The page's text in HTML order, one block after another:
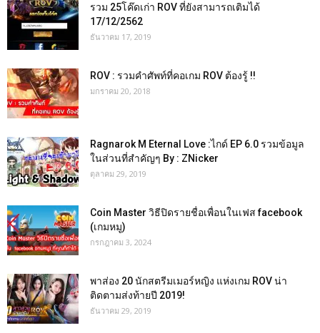
รวม 25โค๊ดเก่า ROV ที่ยังสามารถเติมได้
17/12/2562
ธันวาคม 17, 2019
ROV : รวมคำศัพท์ที่คอเกม ROV ต้องรู้ !!
มกราคม 20, 2018
Ragnarok M Eternal Love :ไกด์ EP 6.0 รวมข้อมูล
ในส่วนที่สำคัญๆ By : ZNicker
ตุลาคม 29, 2019
Coin Master วิธีปิดรายชื่อเพื่อนในเฟส facebook
(เกมหมู)
กรกฎาคม 3, 2024
พาส่อง 20 นักสตรีมเมอร์หญิง แห่งเกม ROV น่า
ติดตามส่งท้ายปี 2019!
ธันวาคม 29, 2019